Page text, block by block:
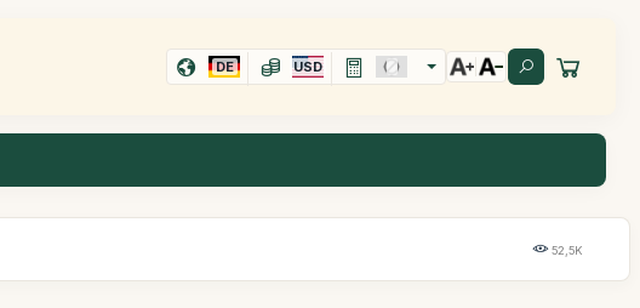
DE USD
52,5K